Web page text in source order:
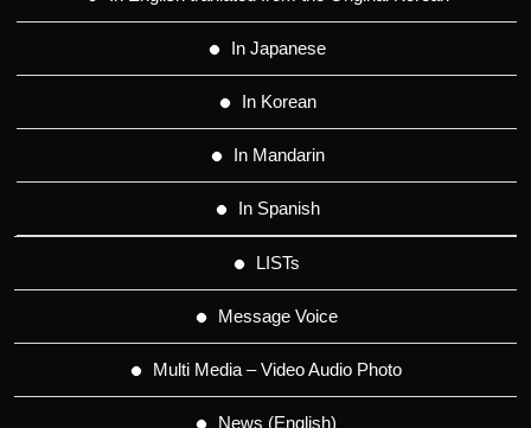
In Japanese
In Korean
In Mandarin
In Spanish
LISTs
Message Voice
Multi Media – Video Audio Photo
News (English)